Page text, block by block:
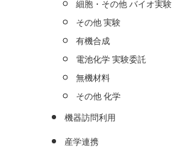
細胞・その他 バイオ実験
その他 実験
有機合成
電池化学 実験委託
無機材料
その他 化学
機器訪問利用
産学連携